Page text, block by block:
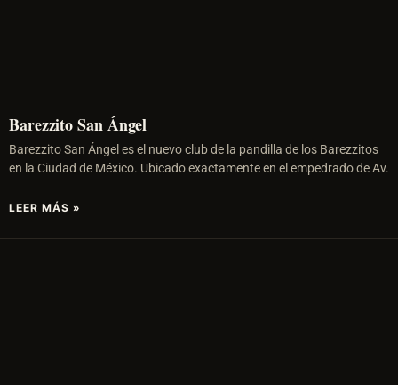
Barezzito San Ángel
Barezzito San Ángel es el nuevo club de la pandilla de los Barezzitos
en la Ciudad de México. Ubicado exactamente en el empedrado de Av.
LEER MÁS »